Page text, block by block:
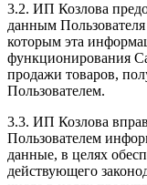
3.2. ИП Козлова
данным
которым эта
функционирования
продажи товаров,
Пользователем.
3.3. ИП Козлова
Пользователем
данные, в целях
действующего